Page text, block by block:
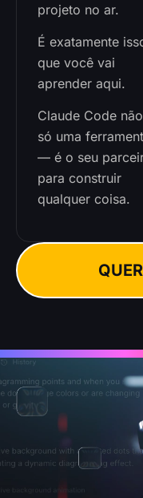
projeto no ar.
É exatamente
que você vai
aprender aqui.
Claude Code
só uma
— é o seu
para construir
qualquer coisa.